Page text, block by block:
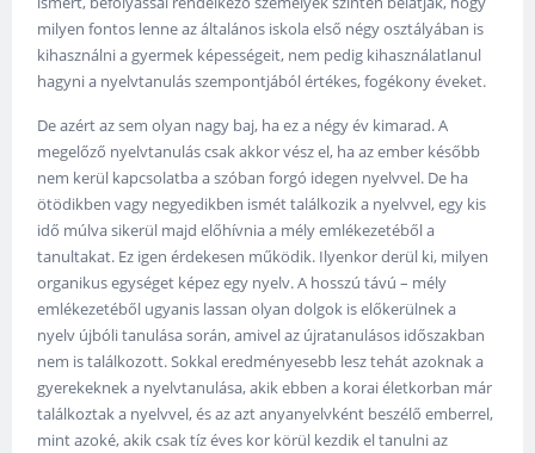
milyen fontos lenne az általános iskola első négy osztályában is
kihasználni a gyermek képességeit, nem pedig kihasználatlanul
hagyni a nyelvtanulás szempontjából értékes, fogékony éveket.
De azért az sem olyan nagy baj, ha ez a négy év kimarad. A
megelőző nyelvtanulás csak akkor vész el, ha az ember később
nem kerül kapcsolatba a szóban forgó idegen nyelvvel. De ha
ötödikben vagy negyedikben ismét találkozik a nyelvvel, egy kis
idő múlva sikerül majd előhívnia a mély emlékezetéből a
tanultakat. Ez igen érdekesen működik. Ilyenkor derül ki, milyen
organikus egységet képez egy nyelv. A hosszú távú – mély
emlékezetéből ugyanis lassan olyan dolgok is előkerülnek a
nyelv újbóli tanulása során, amivel az újratanulásos időszakban
nem is találkozott. Sokkal eredményesebb lesz tehát azoknak a
gyerekeknek a nyelvtanulása, akik ebben a korai életkorban már
találkoztak a nyelvvel, és az azt anyanyelvként beszélő emberrel,
mint azoké, akik csak tíz éves kor körül kezdik el tanulni az